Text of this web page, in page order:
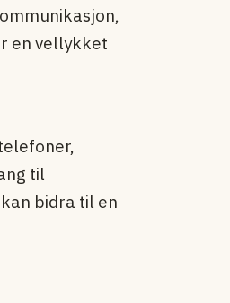
en vellykket
til
bidra til en